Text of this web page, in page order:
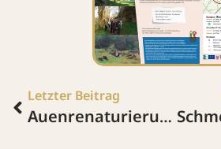
Letzter Beitrag
Auenrenaturierung Europäischer Kulturpark Bliesbruck-Reinheim